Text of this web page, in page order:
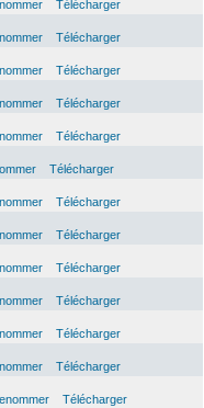
Télécharger
Télécharger
Télécharger
Télécharger
Télécharger
Télécharger
Télécharger
Télécharger
Télécharger
Télécharger
Télécharger
Télécharger
Télécharger